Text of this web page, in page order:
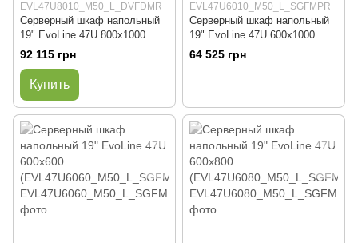
EVL47U8010_M50_L_DVFDMR
Серверный шкаф напольный
19" EvoLine 47U 800x1000
(EVL47U8010_M50_L_DVFDM
92 115 грн
Купить
EVL47U6010_M50_L_SGFMPR
Серверный шкаф напольный
19" EvoLine 47U 600x1000
(EVL47U6010_M50_L_SGFMP
64 525 грн